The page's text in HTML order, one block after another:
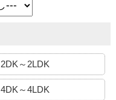
2DK～2LDK
4DK～4LDK